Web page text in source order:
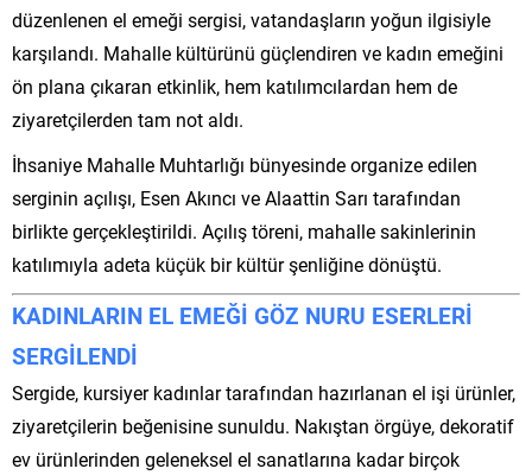
düzenlenen el emeği sergisi, vatandaşların yoğun ilgisiyle
karşılandı. Mahalle kültürünü güçlendiren ve kadın emeğini
ön plana çıkaran etkinlik, hem katılımcılardan hem de
ziyaretçilerden tam not aldı.
İhsaniye Mahalle Muhtarlığı bünyesinde organize edilen
serginin açılışı, Esen Akıncı veAlaattin Sarı tarafından
birlikte gerçekleştirildi. Açılış töreni, mahalle sakinlerinin
katılımıyla adeta küçük bir kültür şenliğine dönüştü.
KADINLARIN EL EMEĞİ GÖZ NURU ESERLERİ
SERGİLENDİ
Sergide, kursiyer kadınlar tarafından hazırlanan el işi ürünler,
ziyaretçilerin beğenisine sunuldu. Nakıştan örgüye, dekoratif
ev ürünlerinden geleneksel el sanatlarına kadar birçok